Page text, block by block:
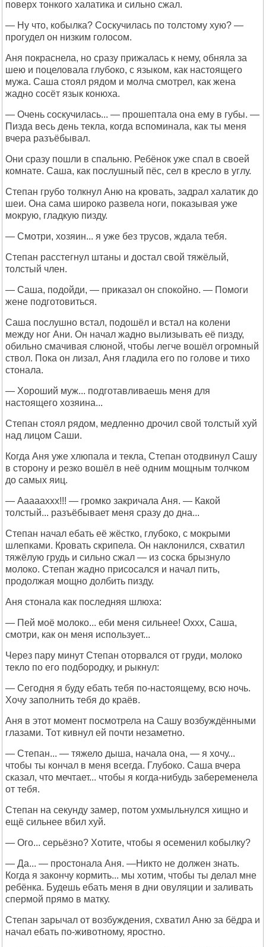
поверх тонкого халатика и сильно сжал.
— Ну что, кобылка? Соскучилась по толстому хую? —
прогудел он низким голосом.
Аня покраснела, но сразу прижалась к нему, обняла за
шею и поцеловала глубоко, с языком, как настоящего
мужа. Саша стоял рядом и молча смотрел, как жена
жадно сосёт язык конюха.
— Очень соскучилась... — прошептала она ему в губы. —
Пизда весь день текла, когда вспоминала, как ты меня
вчера разъёбывал.
Они сразу пошли в спальню. Ребёнок уже спал в своей
комнате. Саша, как послушный пёс, сел в кресло в углу.
Степан грубо толкнул Аню на кровать, задрал халатик до
шеи. Она сама широко развела ноги, показывая уже
мокрую, гладкую пизду.
— Смотри, хозяин... я уже без трусов, ждала тебя.
Степан расстегнул штаны и достал свой тяжёлый,
толстый член.
— Саша, подойди, — приказал он спокойно. — Помоги
жене подготовиться.
Саша послушно встал, подошёл и встал на колени
между ног Ани. Он начал жадно вылизывать её пизду,
обильно смачивая слюной, чтобы легче вошёл огромный
ствол. Пока он лизал, Аня гладила его по голове и тихо
стонала.
— Хороший муж... подготавливаешь меня для
настоящего хозяина...
Степан стоял рядом, медленно дрочил свой толстый хуй
над лицом Саши.
Когда Аня уже хлюпала и текла, Степан отодвинул Сашу
в сторону и резко вошёл в неё одним мощным толчком
до самых яиц.
— Аааааххх!!! — громко закричала Аня. — Какой
толстый... разъёбывает меня сразу до дна...
Степан начал ебать её жёстко, глубоко, с мокрыми
шлепками. Кровать скрипела. Он наклонился, схватил
тяжёлую грудь и сильно сжал — из соска брызнуло
молоко. Степан жадно присосался и начал пить,
продолжая мощно долбить пизду.
Аня стонала как последняя шлюха:
— Пей моё молоко... еби меня сильнее! Оххх, Саша,
смотри, как он меня использует...
Через пару минут Степан оторвался от груди, молоко
текло по его подбородку, и рыкнул:
— Сегодня я буду ебать тебя по-настоящему, всю ночь.
Хочу заполнить тебя до краёв.
Аня в этот момент посмотрела на Сашу возбуждёнными
глазами. Тот кивнул ей почти незаметно.
— Степан... — тяжело дыша, начала она, — я хочу...
чтобы ты кончал в меня всегда. Глубоко. Саша вчера
сказал, что мечтает... чтобы я когда-нибудь забеременела
от тебя.
Степан на секунду замер, потом ухмыльнулся хищно и
ещё сильнее вбил хуй.
— Ого... серьёзно? Хотите, чтобы я осеменил кобылку?
— Да... — простонала Аня. —Никто не должен знать.
Когда я закончу кормить... мы хотим, чтобы ты делал мне
ребёнка. Будешь ебать меня в дни овуляции и заливать
спермой прямо в матку.
Степан зарычал от возбуждения, схватил Аню за бёдра и
начал ебать по-животному, яростно.